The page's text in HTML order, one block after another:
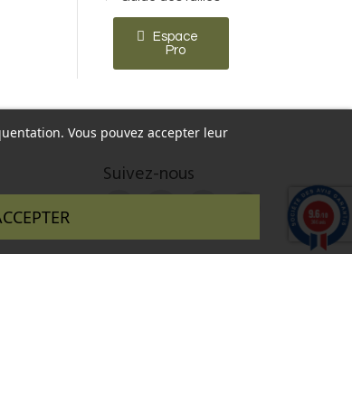
Espace
Pro
Vous pouvez accepter leur
Suivez-nous
9.6 /10
346 avis